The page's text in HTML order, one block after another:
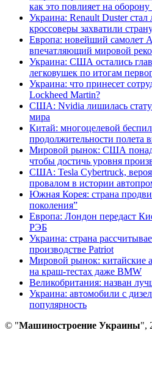
как это повлияет на
Украина: Renault Duster
кроссоверы захватили
Европа: новейший самолет
впечатляющий мировой
Украина: США остались
легковушек по итогам
Украина: что принесет
Lockheed Martin?
США: Nvidia лишилась
мира
Китай: многоцелевой
продолжительности полета
Мировой рынок: США
чтобы достичь уровня
США: Tesla Cybertruck,
провалом в истории
Южная Корея: страна
поколения”
Европа: Лондон передаст
РЭБ
Украина: страна
производстве Patriot
Мировой рынок: китайские
на краш-тестах даже BMW
Великобритания: назван
Украина: автомобили с
популярность
© "Машиностроение Украины",